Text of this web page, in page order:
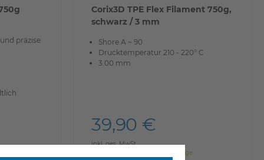
präzise
Corix3D TPE Flex Filament 750g,
schwarz / 3 mm
Shore A ~ 90
Drucktemperatur 210 - 220° C
3.00 mm
39,90 €
inkl. ges. MwSt.
ab Lager > Lieferzeit 1-3 Werktage